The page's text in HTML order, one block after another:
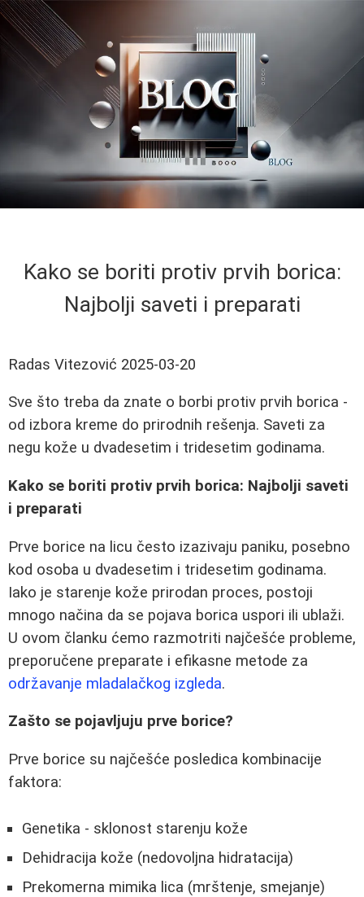
Kako se boriti protiv prvih borica:
Najbolji saveti i preparati
Radas Vitezović 2025-03-20
Sve što treba da znate o borbi protiv prvih borica -
od izbora kreme do prirodnih rešenja. Saveti za
negu kože u dvadesetim i tridesetim godinama.
Kako se boriti protiv prvih borica: Najbolji saveti
i preparati
Prve borice na licu često izazivaju paniku, posebno
kod osoba u dvadesetim i tridesetim godinama.
Iako je starenje kože prirodan proces, postoji
mnogo načina da se pojava borica uspori ili ublaži.
U ovom članku ćemo razmotriti najčešće probleme,
preporučene preparate i efikasne metode za
održavanje mladalačkog izgleda.
Zašto se pojavljuju prve borice?
Prve borice su najčešće posledica kombinacije
faktora:
Genetika - sklonost starenju kože
Dehidracija kože (nedovoljna hidratacija)
Prekomerna mimika lica (mrštenje, smejanje)